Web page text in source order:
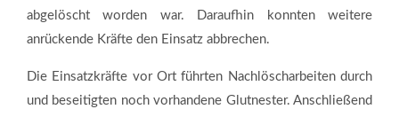
abgelöscht worden war. Daraufhin konnten weitere
anrückende Kräfte den Einsatz abbrechen.
Die Einsatzkräfte vor Ort führten Nachlöscharbeiten durch
und beseitigten noch vorhandene Glutnester. Anschließend